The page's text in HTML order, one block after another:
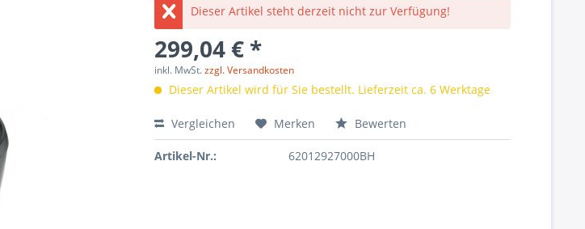
Dieser Artikel steht derzeit nicht zur Verfügung!
299,04 € *
inkl. MwSt.zzgl. Versandkosten
Dieser Artikel wird für Sie bestellt. Lieferzeit ca. 6 Werktage
Vergleichen Merken Bewerten
Artikel-Nr.: 62012927000BH